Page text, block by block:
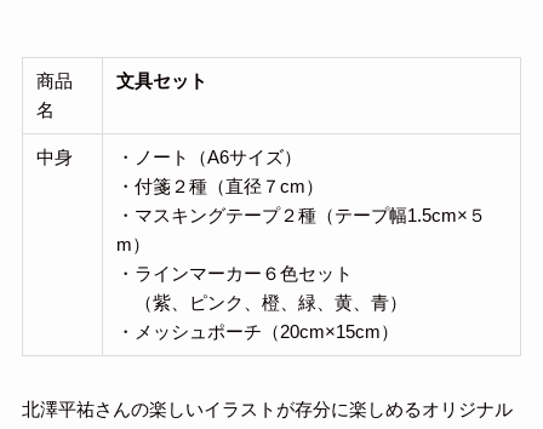
商品
名
文具セット
中身
・ノート（A6サイズ）
・付箋２種（直径７cm）
・マスキングテープ２種（テープ幅1.5cm×５
m）
・ラインマーカー６色セット
（紫、ピンク、橙、緑、黄、青）
・メッシュポーチ（20cm×15cm）
北澤平祐さんの楽しいイラストが存分に楽しめるオリジナル